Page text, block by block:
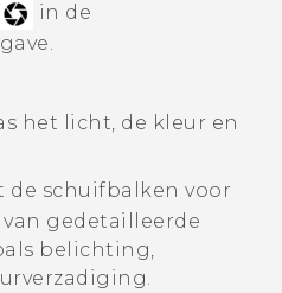
in de
het licht, de kleur en
de schuifbalken voor
gedetailleerde
belichting,